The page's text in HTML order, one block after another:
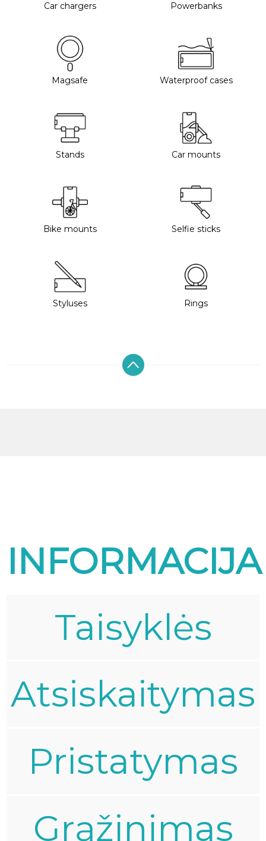
Car chargers Powerbanks
Magsafe Waterproof cases
Stands Car mounts
Bike mounts Selfie sticks
Styluses Rings
INFORMACIJA
Taisyklės
Atsiskaitymas
Pristatymas
Grąžinimas